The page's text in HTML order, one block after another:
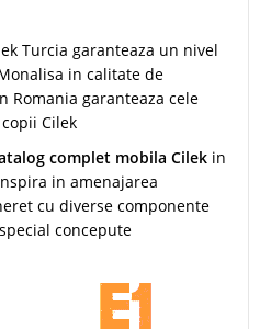
Turcia garanteaza un nivel
in calitate de
Romania garanteaza cele
Cilek
complet mobila Cilek in
in amenajarea
cu diverse componente
concepute